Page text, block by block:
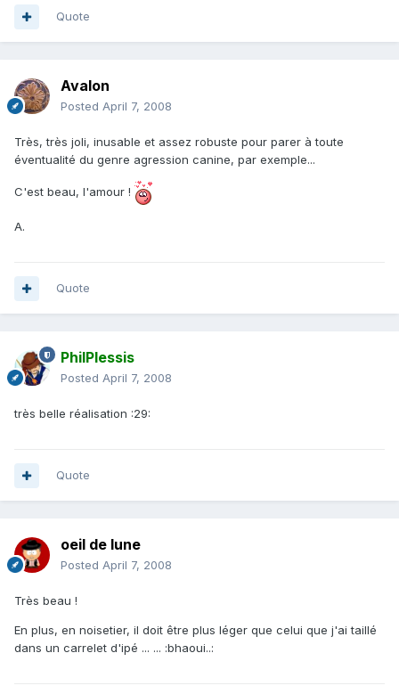
Quote
Avalon
Posted April 7, 2008
Très, très joli, inusable et assez robuste pour parer à toute
éventualité du genre agression canine, par exemple...
C'est beau, l'amour !
A.
Quote
PhilPlessis
Posted April 7, 2008
très belle réalisation :29:
Quote
oeil de lune
Posted April 7, 2008
Très beau !
En plus, en noisetier, il doit être plus léger que celui que j'ai taillé
dans un carrelet d'ipé ... ... :bhaoui..: